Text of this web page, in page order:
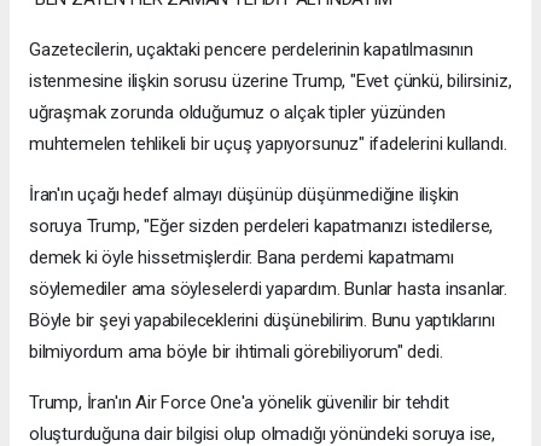
Gazetecilerin, uçaktaki pencere perdelerinin kapatılmasının
istenmesine ilişkin sorusu üzerine Trump, "Evet çünkü, bilirsiniz,
uğraşmak zorunda olduğumuz o alçak tipler yüzünden
muhtemelen tehlikeli bir uçuş yapıyorsunuz" ifadelerini kullandı.
İran'ın uçağı hedef almayı düşünüp düşünmediğine ilişkin
soruya Trump, "Eğer sizden perdeleri kapatmanızı istedilerse,
demek ki öyle hissetmişlerdir. Bana perdemi kapatmamı
söylemediler ama söyleselerdi yapardım. Bunlar hasta insanlar.
Böyle bir şeyi yapabileceklerini düşünebilirim. Bunu yaptıklarını
bilmiyordum ama böyle bir ihtimali görebiliyorum" dedi.
Trump, İran'ın Air Force One'a yönelik güvenilir bir tehdit
oluşturduğuna dair bilgisi olup olmadığı yönündeki soruya ise,